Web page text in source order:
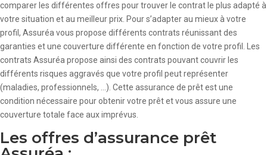
comparer les différentes offres pour trouver le contrat le plus adapté à
votre situation et au meilleur prix. Pour s’adapter au mieux à votre
profil, Assuréa vous propose différents contrats réunissant des
garanties et une couverture différente en fonction de votre profil. Les
contrats Assuréa propose ainsi des contrats pouvant couvrir les
différents risques aggravés que votre profil peut représenter
(maladies, professionnels, …). Cette assurance de prêt est une
condition nécessaire pour obtenir votre prêt et vous assure une
couverture totale face aux imprévus.
Les offres d’assurance prêt